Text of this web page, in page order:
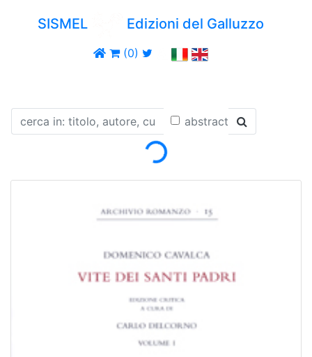
SISMEL Edizioni del Galluzzo
(0)
abstract
Loading...